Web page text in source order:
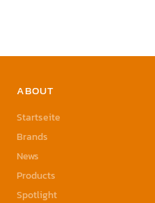
ABOUT
Startseite
Brands
News
Products
Spotlight